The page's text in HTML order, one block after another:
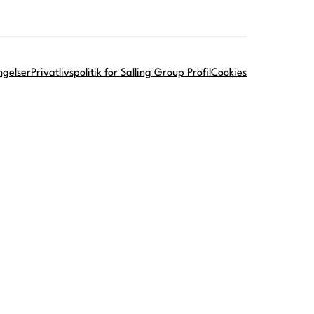
Privatlivspolitik for Salling Group ProfilCookies